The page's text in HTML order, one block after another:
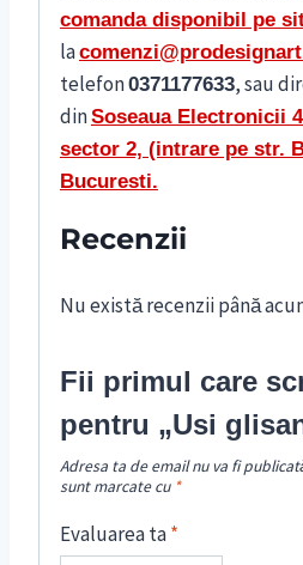
comanda disponibil pe
la
telefon0371177633, sau
dinSoseaua Electronicii
sector 2, (intrare pe str.
Bucuresti.
Recenzii
Nu există recenzii până
Fii primul care
pentru „Usi
Adresa ta de email nu va fi
sunt marcate cu *
Evaluarea ta*